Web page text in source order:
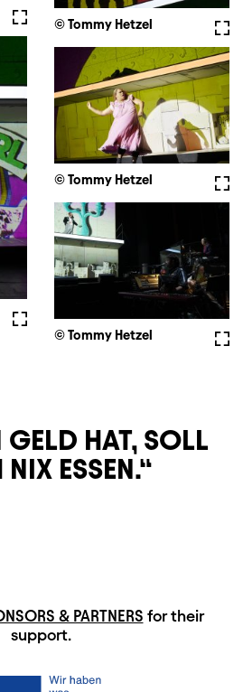
Fullscreen
© Tommy Hetzel
Fullscreen
© Tommy Hetzel
© Tommy Hetzel
GELD HAT, SOLL
ESSEN.
& PARTNERS for their
support.